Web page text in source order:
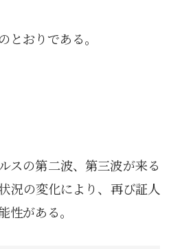
とおりである。
スの第二波、第三波が来る
況の変化により、再び証人
性がある。